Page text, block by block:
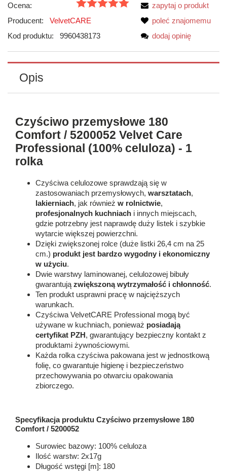
Ocena:
Producent:
VelvetCARE
Kod produktu:
9960438173
zapytaj o produkt
poleć znajomemu
dodaj opinię
Opis
Czyściwo przemysłowe 180
Comfort / 5200052 Velvet Care
Professional (100% celuloza) - 1
rolka
Czyściwa celulozowe sprawdzają się w
zastosowaniach przemysłowych, warsztatach,
lakierniach, jak również w rolnictwie,
profesjonalnych kuchniach i innych miejscach,
gdzie potrzebny jest naprawdę duży listek i szybkie
wytarcie większej powierzchni.
Dzięki zwiększonej rolce (duże listki 26,4 cm na 25
cm.) produkt jest bardzo wygodny i ekonomiczny
w użyciu.
Dwie warstwy laminowanej, celulozowej bibuły
gwarantują zwiększoną wytrzymałość i chłonność.
Ten produkt usprawni pracę w najcięższych
warunkach.
Czyściwa VelvetCARE Professional mogą być
używane w kuchniach, ponieważ posiadają
certyfikat PZH, gwarantujący bezpieczny kontakt z
produktami żywnościowymi.
Każda rolka czyściwa pakowana jest w jednostkową
folię, co gwarantuje higienę i bezpieczeństwo
przechowywania po otwarciu opakowania
zbiorczego.
Specyfikacja produktu Czyściwo przemysłowe 180
Comfort / 5200052
Surowiec bazowy: 100% celuloza
Ilość warstw: 2x17g
Długość wstęgi [m]: 180